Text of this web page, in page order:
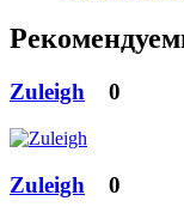
Zuleigh 0
Zuleigh 0